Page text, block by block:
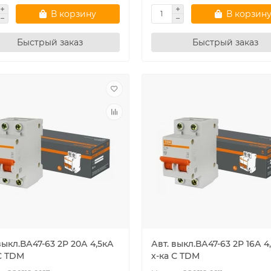
В корзину
Быстрый заказ
В корзину
Быстрый заказ
63 2Р 20А 4,5кА
TDM
Авт. выкл.ВА47-63 2Р 16А
х-ка С TDM